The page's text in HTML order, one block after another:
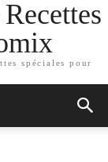
spéciales pour